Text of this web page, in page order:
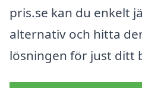
pris.se kan du enkelt
alternativ och hitta
lösningen för just ditt